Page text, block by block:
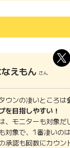
えもん さん
ウンの凄いところは
を目指しやすい！
、モニターも対象だ
対象で、1番凄いの
承認も回数にカウン